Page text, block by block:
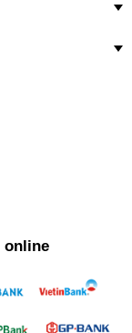
online